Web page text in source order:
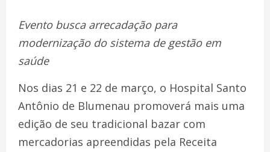
Evento busca arrecadação para
modernização do sistema de gestão em
saúde
Nos dias 21 e 22 de março, o Hospital Santo
Antônio de Blumenau promoverá mais uma
edição de seu tradicional bazar com
mercadorias apreendidas pela Receita